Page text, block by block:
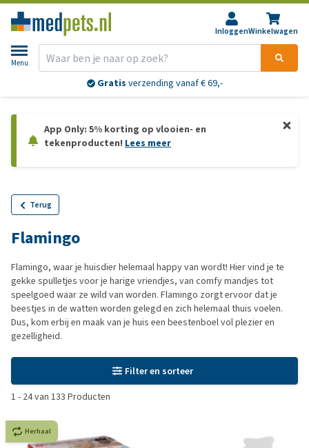
InloggenWinkelwagen
Menu
Gratis verzending vanaf € 69,-
App Only: 5% korting op vlooien- en
tekenproducten! Lees meer
Terug
Flamingo
Flamingo, waar je huisdier helemaal happy van wordt! Hier vind je te
gekke spulletjes voor je harige vriendjes, van comfy mandjes tot
speelgoed waar ze wild van worden. Flamingo zorgt ervoor dat je
beestjes in de watten worden gelegd en zich helemaal thuis voelen.
Dus, kom erbij en maak van je huis een beestenboel vol plezier en
gezelligheid.
Filter en sorteer
1 - 24van 133 Producten
Herhaal